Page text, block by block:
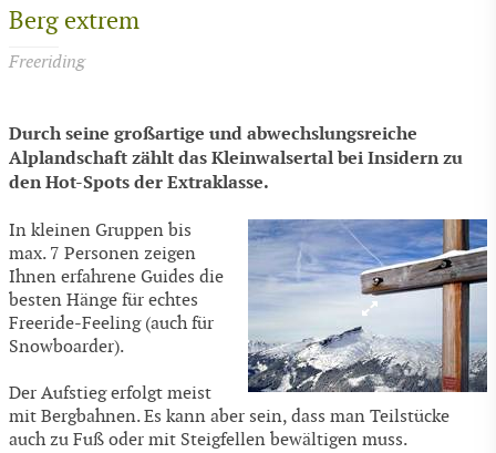
Berg extrem
Freeriding
Durch seine großartige und abwechslungsreiche
Alplandschaft zählt das Kleinwalsertal bei Insidern zu
den Hot-Spots der Extraklasse.
In kleinen Gruppen bis
max. 7 Personen zeigen
Ihnen erfahrene Guides die
besten Hänge für echtes
Freeride-Feeling (auch für
Snowboarder).
Der Aufstieg erfolgt meist
mit Bergbahnen. Es kann aber sein, dass man Teilstücke
auch zu Fuß oder mit Steigfellen bewältigen muss.